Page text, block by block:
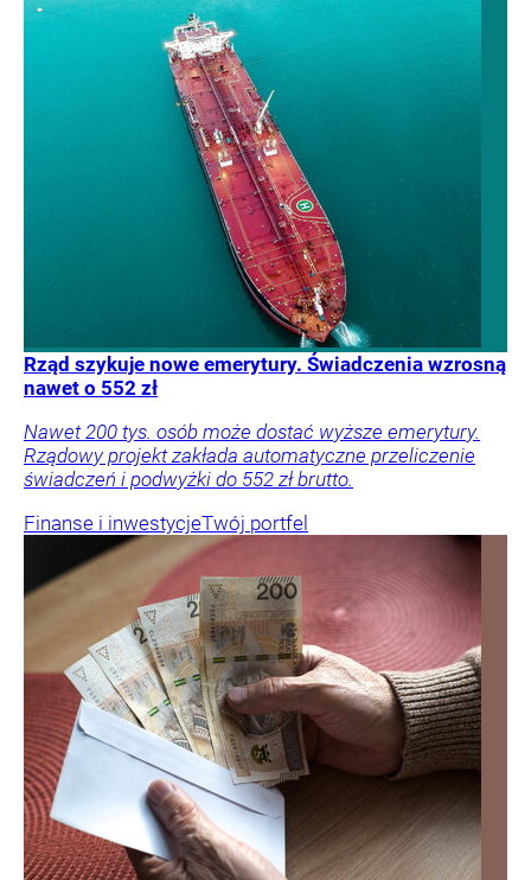
Rząd szykuje nowe emerytury. Świadczenia wzrosną
nawet o 552 zł
Nawet 200 tys. osób może dostać wyższe emerytury.
Rządowy projekt zakłada automatyczne przeliczenie
świadczeń i podwyżki do 552 zł brutto.
Finanse i inwestycjeTwój portfel